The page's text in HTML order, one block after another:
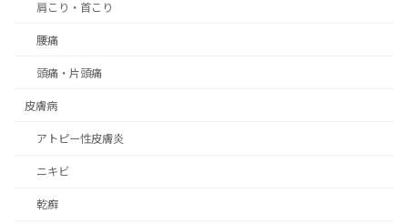
肩こり・首こり
腰痛
頭痛・片頭痛
皮膚病
アトピー性皮膚炎
ニキビ
乾癬